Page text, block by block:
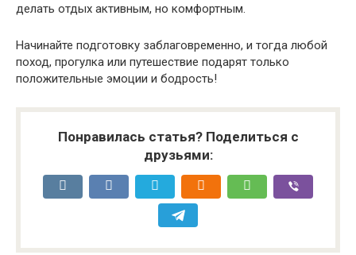
делать отдых активным, но комфортным.
Начинайте подготовку заблаговременно, и тогда любой
поход, прогулка или путешествие подарят только
положительные эмоции и бодрость!
Понравилась статья? Поделиться с
друзьями: